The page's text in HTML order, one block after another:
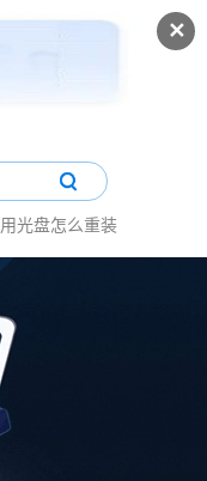
✕
用光盘怎么重装